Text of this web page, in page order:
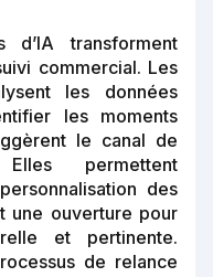
d’IA transforment
commercial. Les
les données
les moments
le canal de
Elles permettent
des
une ouverture pour
et pertinente.
de relance